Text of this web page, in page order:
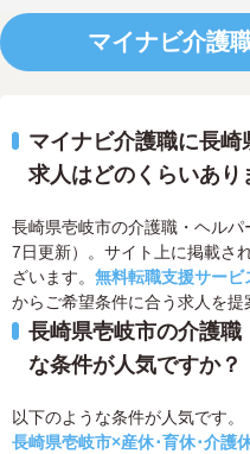
マイナビ介護
マイナビ介護職に長
求人はどのくらいあり
長崎県壱岐市の介護職・ヘル
7日更新）。サイト上に掲載さ
ざいます。 無料転職支援サービ
からご希望条件に合う求人を提
長崎県壱岐市の介護職
な条件が人気ですか？
以下のような条件が人気です。
長崎県壱岐市×産休･育休･介護